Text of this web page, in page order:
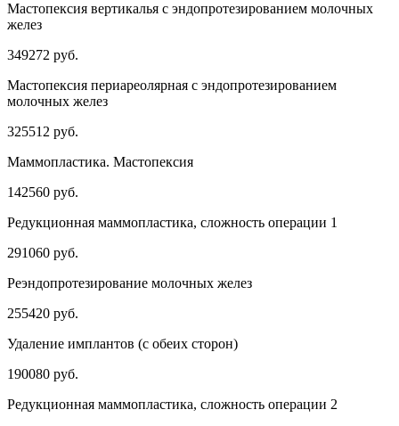
Мастопексия вертикалья с эндопротезированием молочных
желез
349272 руб.
Мастопексия периареолярная с эндопротезированием
молочных желез
325512 руб.
Маммопластика. Мастопексия
142560 руб.
Редукционная маммопластика, сложность операции 1
291060 руб.
Реэндопротезирование молочных желез
255420 руб.
Удаление имплантов (с обеих сторон)
190080 руб.
Редукционная маммопластика, сложность операции 2